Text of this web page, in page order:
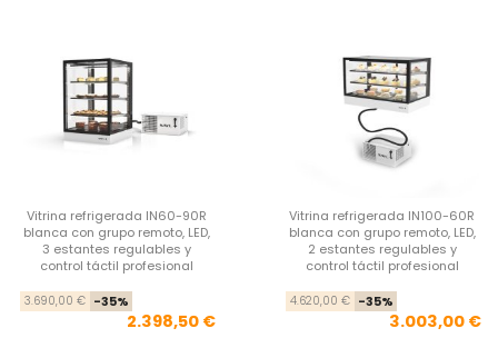
Vitrina refrigerada IN60-90R
blanca con grupo remoto, LED,
3 estantes regulables y
control táctil profesional
Precio base
3.690,00 € -35%
2.398,50 €
Vitrina refrigerada IN100-60R
blanca con grupo remoto, LED,
2 estantes regulables y
control táctil profesional
4.620,00 € -35%
3.003,00 €